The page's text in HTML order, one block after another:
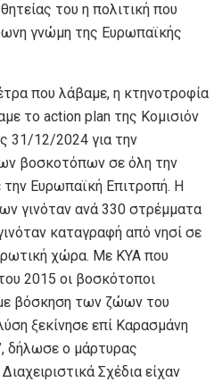
του η πολιτική που
γνώμη της Ευρωπαϊκής
που λάβαμε, η κτηνοτροφία
το action plan της Κομισιόν
31/12/2024 για την
βοσκοτόπων σε όλη την
Ευρωπαϊκή Επιτροπή. Η
γινόταν ανά 330 στρέμματα
καταγραφή από νησί σε
χώρα. Με ΚΥΑ που
2015 οι βοσκότοποι
βόσκηση των ζώων του
ξεκίνησε επί Καρασμάνη
δήλωσε ο μάρτυρας
Σχέδια είχαν